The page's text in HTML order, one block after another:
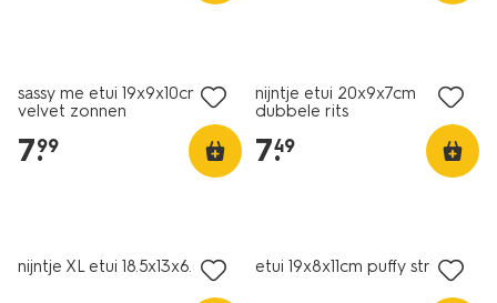
sassy me etui 19x9x10cm
velvet zonnen
7.
99
nijntje etui 20x9x7cm
dubbele rits
7.
49
nijntje XL etui 18.5x13x6.6cm etui 19x8x11cm puffy strik